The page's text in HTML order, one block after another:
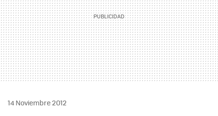
14 Noviembre 2012